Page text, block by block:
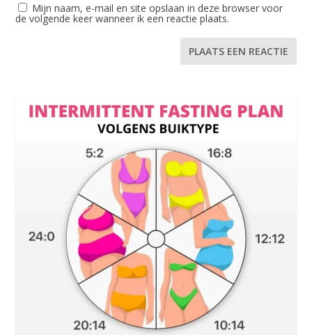
Mijn naam, e-mail en site opslaan in deze browser voor
de volgende keer wanneer ik een reactie plaats.